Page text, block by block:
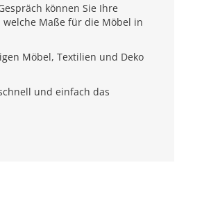
können Sie Ihre
Maße für die Möbel in
Möbel, Textilien und Deko
und einfach das